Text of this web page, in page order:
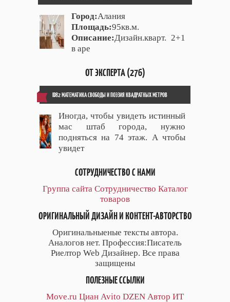
Город:Алания
Площадь:95кв.м.
Описание: Дизайн.кварт. 2+1
в аре
ОТ ЭКСПЕРТА (276)
ID82 МАТЕМАТИКА СВОБОДЫ И ПОЭЗИЯ КВАДРАТНЫХ МЕТРОВ
Иногда, чтобы увидеть истинный
мас штаб города, нужно
подняться на 74 этаж. А чтобы
увидет
СОТРУДНИЧЕСТВО С НАМИ
Группа сайта Сотрудничество Каталог
товаров
ОРИГИНАЛЬНЫЙ ДИЗАЙН И КОНТЕНТ-АВТОРСТВО
Оригинальныеные тексты автора.
Аналогов нет. Профессия:Писатель
Риелтор Web Дизайнер. Все права
защищены
ПОЛЕЗНЫЕ ССЫЛКИ
Move.ru Циан Avito DZEN Автор ИТ